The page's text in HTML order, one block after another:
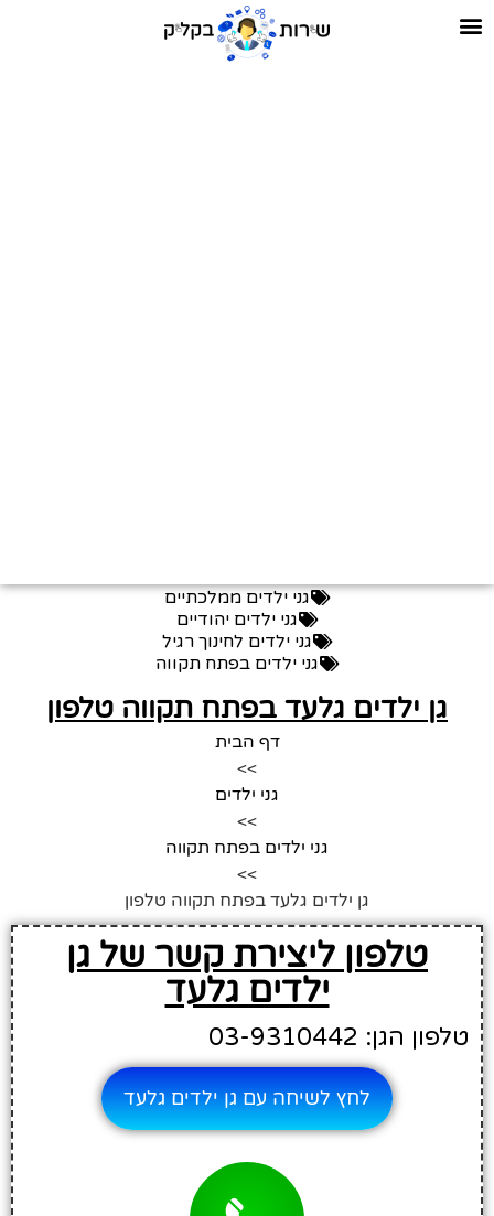
גני ילדים ממלכתיים
גני ילדים יהודיים
גני ילדים לחינוך רגיל
גני ילדים בפתח תקווה
גן ילדים גלעד בפתח תקווה טלפון
דף הבית
>>
גני ילדים
>>
גני ילדים בפתח תקווה
>>
גן ילדים גלעד בפתח תקווה טלפון
טלפון ליצירת קשר של גן
ילדים גלעד
טלפון הגן: 03-9310442
לחץ לשיחה עם גן ילדים גלעד